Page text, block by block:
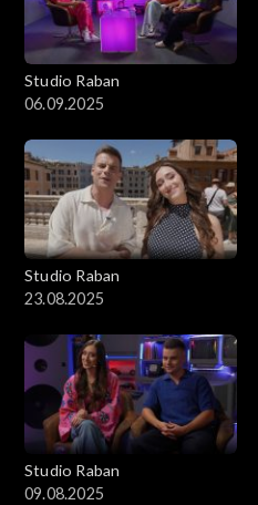
Studio Raban
06.09.2025
Studio Raban
23.08.2025
Studio Raban
09.08.2025